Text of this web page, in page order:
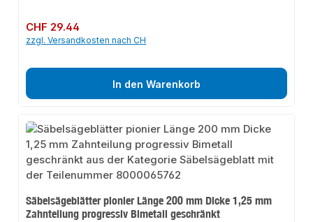
Regulärer Preis:
CHF 29.44
zzgl. Versandkosten nach CH
In den Warenkorb
Säbelsägeblätter pionier Länge 200 mm Dicke 1,25 mm
Zahnteilung progressiv Bimetall geschränkt